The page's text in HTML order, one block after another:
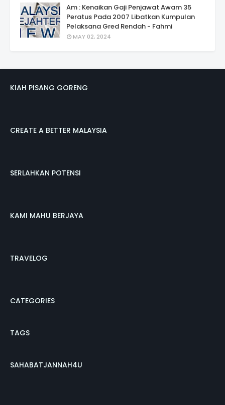
Am : Kenaikan Gaji Penjawat Awam 35
Peratus Pada 2007 Libatkan Kumpulan
Pelaksana Gred Rendah - Fahmi
MAY 02, 2024
KIAH PISANG GORENG
CREATE A BETTER MALAYSIA
SERLAHKAN POTENSI
KAMI MAHU BERJAYA
TRAVELOG
CATEGORIES
TAGS
SAHABATJANNAH4U